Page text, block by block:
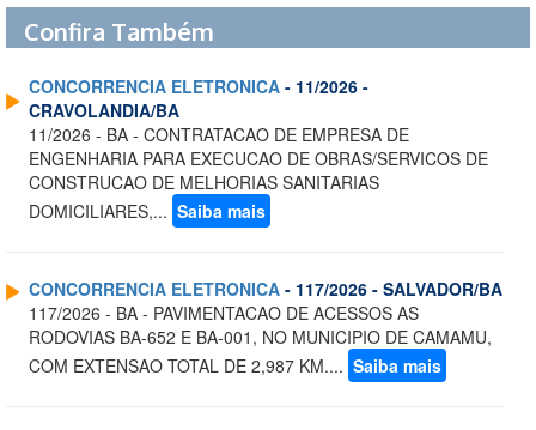
Confira Também
CONCORRENCIA ELETRONICA - 11/2026 -
CRAVOLANDIA/BA
11/2026 - BA - CONTRATACAO DE EMPRESA DE
ENGENHARIA PARA EXECUCAO DE OBRAS/SERVICOS DE
CONSTRUCAO DE MELHORIAS SANITARIAS
DOMICILIARES,... Saiba mais
CONCORRENCIA ELETRONICA - 117/2026 - SALVADOR/BA
117/2026 - BA - PAVIMENTACAO DE ACESSOS AS
RODOVIAS BA-652 E BA-001, NO MUNICIPIO DE CAMAMU,
COM EXTENSAO TOTAL DE 2,987 KM.... Saiba mais